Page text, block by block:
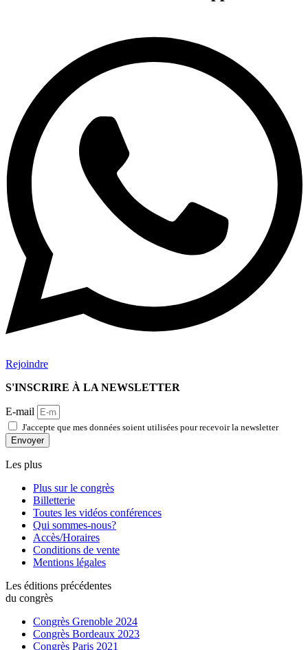
Rejoindre
S'INSCRIRE À LA NEWSLETTER
E-mail
J'accepte que mes données soient utilisées pour recevoir la newsletter
Envoyer
Les plus
Plus sur le congrès
Billetterie
Toutes les vidéos conférences
Qui sommes-nous?
Accès/Horaires
Conditions de vente
Mentions légales
Les éditions précédentes
du congrès
Congrès Grenoble 2024
Congrès Bordeaux 2023
Congrès Paris 2021